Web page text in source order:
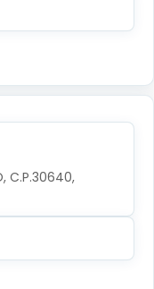
C.P.30640,